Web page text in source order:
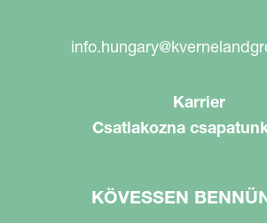
Karrier
Csatlakozna
KÖVESSEN